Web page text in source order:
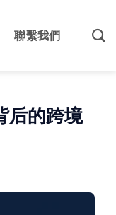
聯繫我們
后的跨境